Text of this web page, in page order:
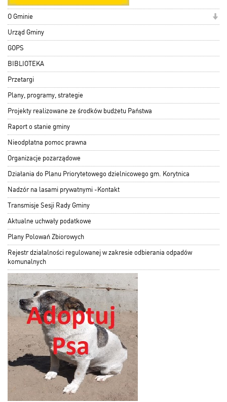
O Gminie
Urząd Gminy
GOPS
BIBLIOTEKA
Przetargi
Plany, programy, strategie
Projekty realizowane ze środków budżetu Państwa
Raport o stanie gminy
Nieodpłatna pomoc prawna
Organizacje pozarządowe
Działania do Planu Priorytetowego dzielnicowego gm. Korytnica
Nadzór na lasami prywatnymi -Kontakt
Transmisje Sesji Rady Gminy
Aktualne uchwały podatkowe
Plany Polowań Zbiorowych
Rejestr działalności regulowanej w zakresie odbierania odpadów
komunalnych